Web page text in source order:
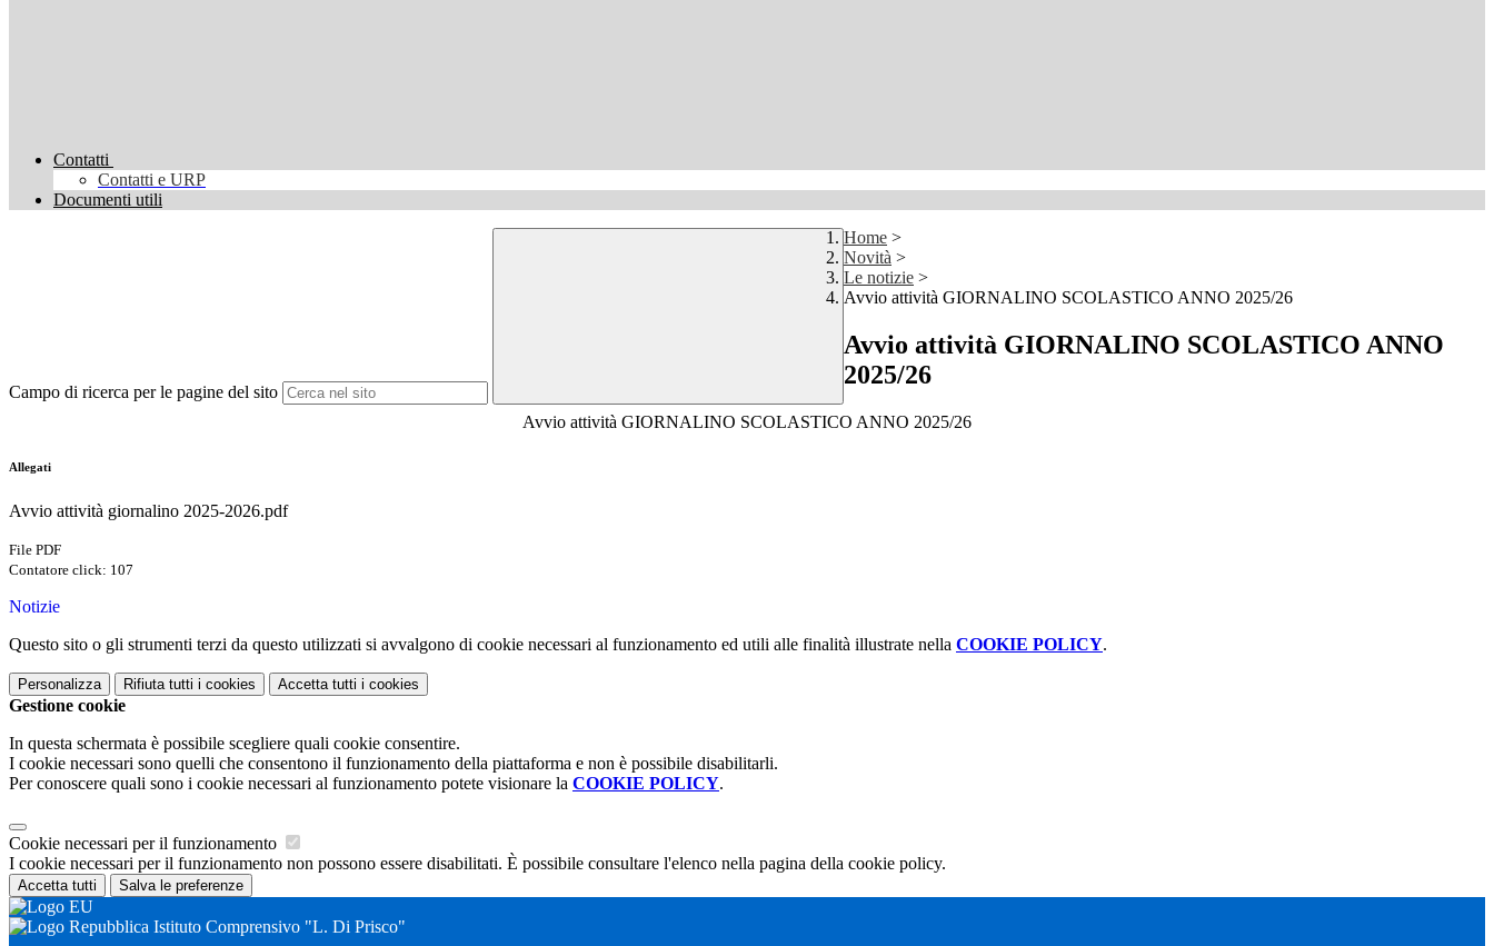
Contatti
Contatti e URP
Documenti utili
Campo di ricerca per le pagine del sito
Home >
Novità >
Le notizie >
Avvio attività GIORNALINO SCOLASTICO ANNO 2025/26
Avvio attività GIORNALINO SCOLASTICO ANNO
2025/26
Avvio attività GIORNALINO SCOLASTICO ANNO 2025/26
Allegati
Avvio attività giornalino 2025-2026.pdf
File PDF
Contatore click: 107
Notizie
Questo sito o gli strumenti terzi da questo utilizzati si avvalgono di cookie necessari al funzionamento ed utili alle finalità illustrate nella COOKIE POLICY.
Personalizza Rifiuta tutti i cookies Accetta tutti i cookies
Gestione cookie
In questa schermata è possibile scegliere quali cookie consentire.
I cookie necessari sono quelli che consentono il funzionamento della piattaforma e non è possibile disabilitarli.
Per conoscere quali sono i cookie necessari al funzionamento potete visionare la COOKIE POLICY.
Cookie necessari per il funzionamento
I cookie necessari per il funzionamento non possono essere disabilitati. È possibile consultare l'elenco nella pagina della cookie policy.
Accetta tutti Salva le preferenze
Istituto Comprensivo "L. Di Prisco"